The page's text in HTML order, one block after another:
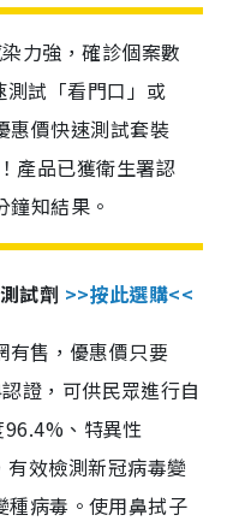
力強，確診個案數
試「看門口」或
惠價快速測試套裝
產品已獲衛生署認
知結果。
試劑 >>按此選購<<
有售，優惠價只要
證，可供民眾進行自
、特異性
效檢測新冠病毒變
病毒。使用鼻拭子